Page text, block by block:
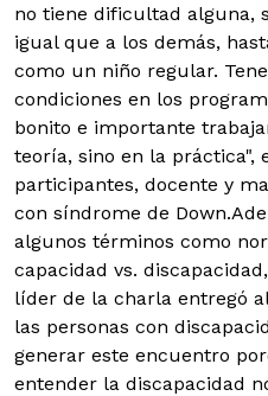
no tiene dificultad alguna,
igual que a los demás,
como un niño regular.
condiciones en los
bonito e importante
teoría, sino en la práctica",
participantes, docente y
con síndrome de
algunos términos como
capacidad vs.
líder de la charla entregó
las personas con
generar este encuentro
entender la discapacidad